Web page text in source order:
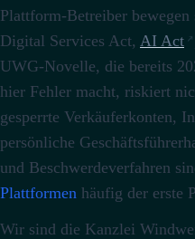
Plattform-Betreiber
Digital Services Act, AI Act
UWG-Novelle, die bereits
hier Fehler macht, riskiert
gesperrte Verkäuferkonten,
persönliche
und Beschwerdeverfahren
Plattformen häufig der erste
Wir sind die Kanzlei